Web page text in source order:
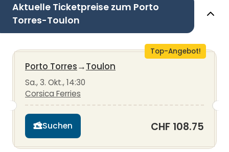
Aktuelle Ticketpreise zum Porto
Torres-Toulon
Top-Angebot!
Porto Torres→Toulon
Sa., 3. Okt., 14:30
Corsica Ferries
Suchen CHF 108.75